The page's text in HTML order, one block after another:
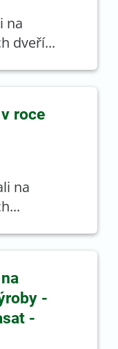
na
dveří...
roce
na
-
-